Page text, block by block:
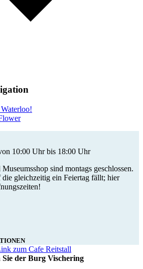
10:00 Uhr bis 18:00 Uhr
sind montags geschlossen.
gleichzeitig ein Feiertag fällt; hier
Sie der Burg Vischering